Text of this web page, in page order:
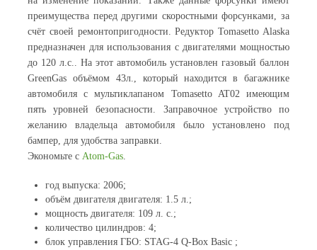
преимущества перед другими скоростными форсунками, за
счёт своей ремонтопригодности. Редуктор Tomasetto Alaska
предназначен для использования с двигателями мощностью
до 120 л.с.. На этот автомобиль установлен газовый баллон
GreenGas объёмом 43л., который находится в багажнике
автомобиля с мультиклапаном Tomasetto AT02 имеющим
пять уровней безопасности. Заправочное устройство по
желанию владельца автомобиля было установлено под
бампер, для удобства заправки.
Экономьте с Atom-Gas.
год выпуска: 2006;
объём двигателя двигателя: 1.5 л.;
мощность двигателя: 109 л. с.;
количество цилиндров: 4;
блок управления ГБО: STAG-4 Q-Box Basic ;